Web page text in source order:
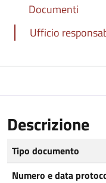
Documenti
Ufficio
Descrizione
Tipo documento
Numero e data